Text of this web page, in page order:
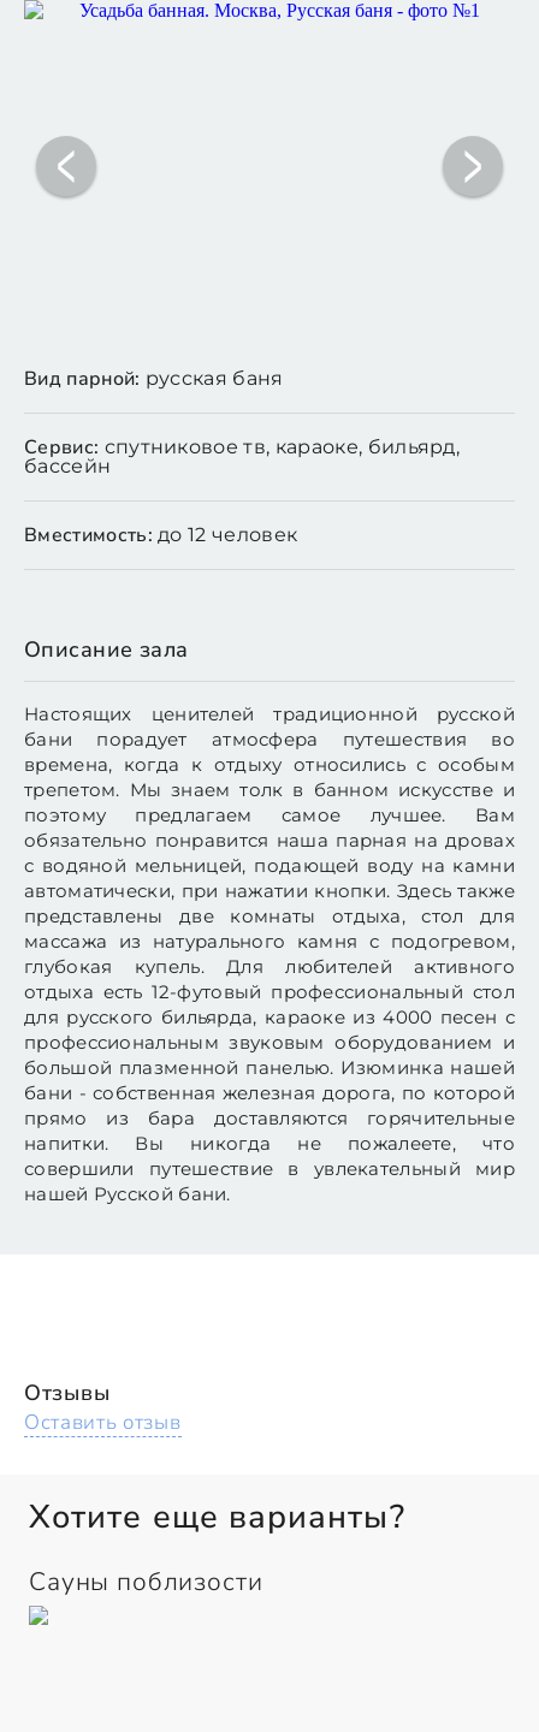
Вид парной: русская баня
Сервис: спутниковое тв, караоке, бильярд,
бассейн
Вместимость: до 12 человек
Описание зала
Настоящих ценителей традиционной русской
бани порадует атмосфера путешествия во
времена, когда к отдыху относились с особым
трепетом. Мы знаем толк в банном искусстве и
поэтому предлагаем самое лучшее. Вам
обязательно понравится наша парная на дровах
с водяной мельницей, подающей воду на камни
автоматически, при нажатии кнопки. Здесь также
представлены две комнаты отдыха, стол для
массажа из натурального камня с подогревом,
глубокая купель. Для любителей активного
отдыха есть 12-футовый профессиональный стол
для русского бильярда, караоке из 4000 песен с
профессиональным звуковым оборудованием и
большой плазменной панелью. Изюминка нашей
бани - собственная железная дорога, по которой
прямо из бара доставляются горячительные
напитки. Вы никогда не пожалеете, что
совершили путешествие в увлекательный мир
нашей Русской бани.
Отзывы
Оставить отзыв
Хотите еще варианты?
Сауны поблизости